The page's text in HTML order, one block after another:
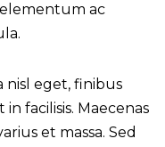
ac
nisl eget, finibus
facilisis. Maecenas
et massa. Sed